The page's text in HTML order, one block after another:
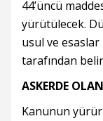
44’üncü
yürütülecek.
usul ve
tarafından
ASKERDE
Kanunun